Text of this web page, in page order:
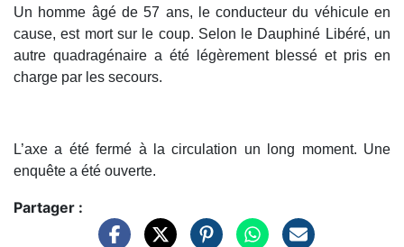
Un homme âgé de 57 ans, le conducteur du véhicule en
cause, est mort sur le coup. Selon le Dauphiné Libéré, un
autre quadragénaire a été légèrement blessé et pris en
charge par les secours.
L’axe a été fermé à la circulation un long moment. Une
enquête a été ouverte.
Partager :